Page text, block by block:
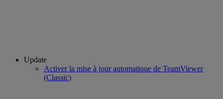
Update
Activer la mise à jour automatique de TeamViewer
(Classic)